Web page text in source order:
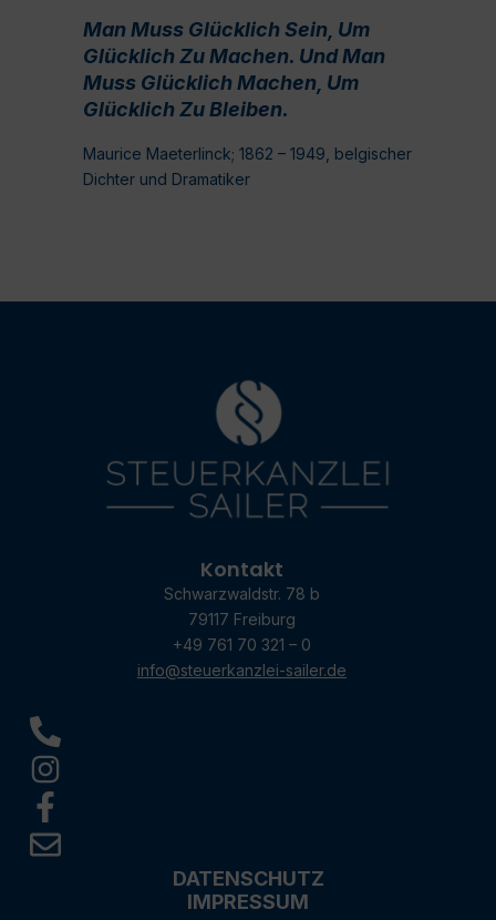
Man Muss Glücklich Sein, Um
Glücklich Zu Machen. Und Man
Muss Glücklich Machen, Um
Glücklich Zu Bleiben.
Maurice Maeterlinck; 1862 – 1949, belgischer
Dichter und Dramatiker
Kontakt
Schwarzwaldstr. 78 b
79117 Freiburg
+49 761 70 321 – 0
info@steuerkanzlei-sailer.de
DATENSCHUTZ
IMPRESSUM